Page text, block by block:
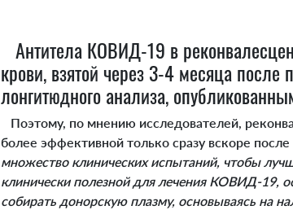
Антитела КОВИД-19 в
крови, взятой через 3-4 месяца после
лонгитюдного анализа,
Поэтому, по мнению исследователей,
более эффективной только сразу вскоре
множество клинических испытаний, чтобы
клинически полезной для лечения КОВИД-19,
собирать донорскую плазму, основываясь на